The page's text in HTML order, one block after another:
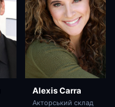
Alexis Carra
Акторський склад